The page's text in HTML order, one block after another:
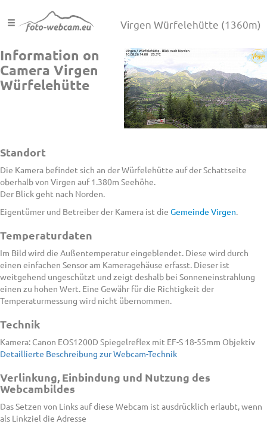
Virgen Würfelehütte (1360m)
Information on
Camera Virgen
Würfelehütte
Standort
Die Kamera befindet sich an der Würfelehütte auf der Schattseite
oberhalb von Virgen auf 1.380m Seehöhe.
Der Blick geht nach Norden.
Eigentümer und Betreiber der Kamera ist die Gemeinde Virgen.
Temperaturdaten
Im Bild wird die Außentemperatur eingeblendet. Diese wird durch
einen einfachen Sensor am Kameragehäuse erfasst. Dieser ist
weitgehend ungeschützt und zeigt deshalb bei Sonneneinstrahlung
einen zu hohen Wert. Eine Gewähr für die Richtigkeit der
Temperaturmessung wird nicht übernommen.
Technik
Kamera: Canon EOS1200D Spiegelreflex mit EF-S 18-55mm Objektiv
Detaillierte Beschreibung zur Webcam-Technik
Verlinkung, Einbindung und Nutzung des
Webcambildes
Das Setzen von Links auf diese Webcam ist ausdrücklich erlaubt, wenn
als Linkziel die Adresse